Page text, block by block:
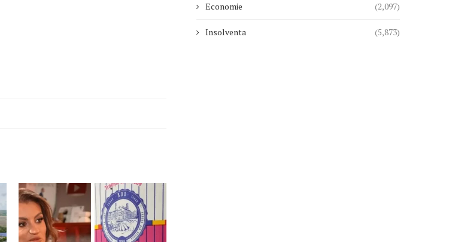
Economie (2,097)
Insolventa (5,873)